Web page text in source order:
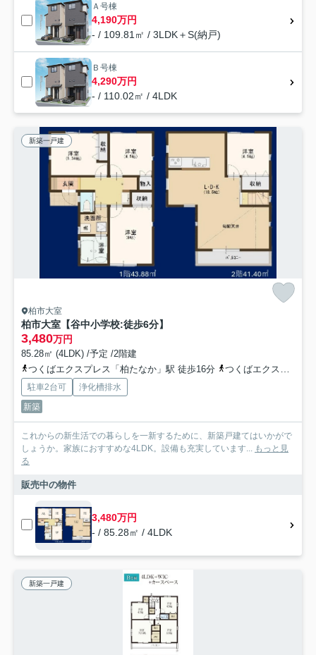
Ａ号棟
4,190万円
- / 109.81㎡ / 3LDK＋S(納戸)
Ｂ号棟
4,290万円
- / 110.02㎡ / 4LDK
新築一戸建
柏市大室
柏市大室【谷中小学校:徒歩6分】
3,480万円
85.28㎡ (4LDK) /予定 /2階建
つくばエクスプレス「柏たなか」駅 徒歩16分
つくばエクスプレス「柏の葉キャンパス」駅 徒歩19分
駐車2台可
浄化槽排水
新築
これからの新生活での暮らしを一新するために、新築戸建てはいかがで
しょうか。家族におすすめな4LDK。設備も充実しています...
もっと見
る
販売中の物件
3,480万円
- / 85.28㎡ / 4LDK
新築一戸建